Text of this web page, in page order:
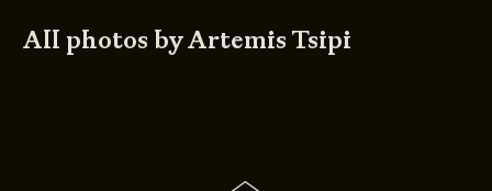
All photos byArtemis Tsipi